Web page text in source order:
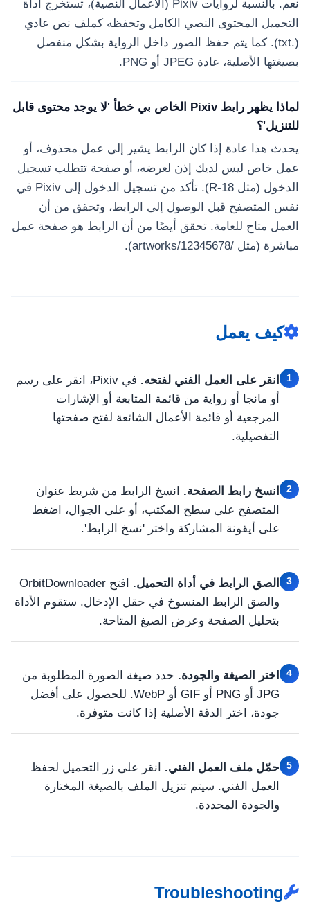
نعم. بالنسبة لروايات Pixiv (الأعمال النصية)، تستخرج أداة
التحميل المحتوى النصي الكامل وتحفظه كملف نص عادي
(.txt). كما يتم حفظ الصور داخل الرواية بشكل منفصل
بصيغتها الأصلية، عادة JPEG أو PNG.
لماذا يظهر رابط Pixiv الخاص بي خطأ 'لا يوجد محتوى قابل
للتنزيل'؟
يحدث هذا عادة إذا كان الرابط يشير إلى عمل محذوف، أو
عمل خاص ليس لديك إذن لعرضه، أو صفحة تتطلب تسجيل
الدخول (مثل R-18). تأكد من تسجيل الدخول إلى Pixiv في
نفس المتصفح قبل الوصول إلى الرابط، وتحقق من أن
العمل متاح للعامة. تحقق أيضًا من أن الرابط هو صفحة عمل
مباشرة (مثل /artworks/12345678).
كيف يعمل
1 انقر على العمل الفني لفتحه.
في Pixiv، انقر على رسم
أو مانجا أو رواية من قائمة المتابعة أو الإشارات
المرجعية أو قائمة الأعمال الشائعة لفتح صفحتها
التفصيلية.
2 انسخ رابط الصفحة. انسخ الرابط من شريط عنوان
المتصفح على سطح المكتب، أو على الجوال، اضغط
على أيقونة المشاركة واختر 'نسخ الرابط'.
3 الصق الرابط في أداة التحميل.
افتح OrbitDownloader
والصق الرابط المنسوخ في حقل الإدخال. ستقوم الأداة
بتحليل الصفحة وعرض الصيغ المتاحة.
4 اختر الصيغة والجودة. حدد صيغة الصورة المطلوبة من
JPG أو PNG أو GIF أو WebP. للحصول على أفضل
جودة، اختر الدقة الأصلية إذا كانت متوفرة.
5 حمّل ملف العمل الفني. انقر على زر التحميل لحفظ
العمل الفني. سيتم تنزيل الملف بالصيغة المختارة
والجودة المحددة.
Troubleshooting